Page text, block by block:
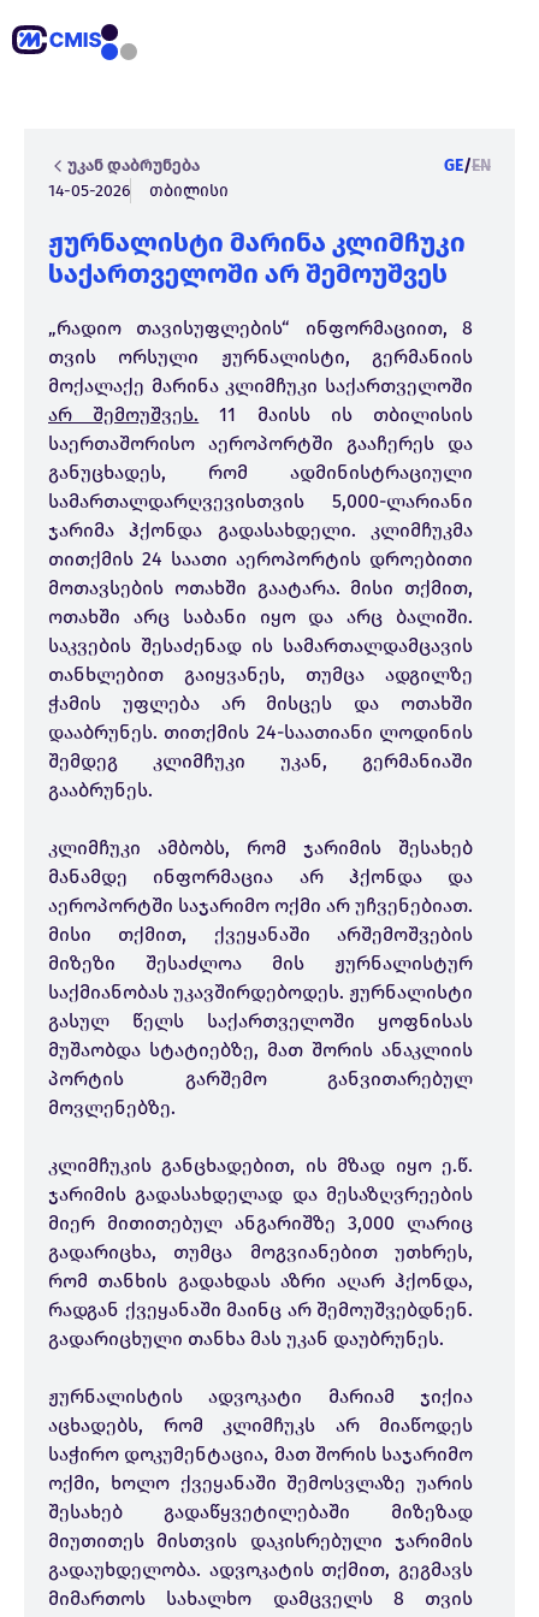
უკან დაბრუნება GE/EN
14-05-2026
თბილისი
ჟურნალისტი მარინა კლიმჩუკი
საქართველოში არ შემოუშვეს
„რადიო თავისუფლების“ ინფორმაციით, 8
თვის ორსული ჟურნალისტი, გერმანიის
მოქალაქე მარინა კლიმჩუკი საქართველოში
არ შემოუშვეს. 11 მაისს ის თბილისის
საერთაშორისო აეროპორტში გააჩერეს და
განუცხადეს, რომ ადმინისტრაციული
სამართალდარღვევისთვის 5,000-ლარიანი
ჯარიმა ჰქონდა გადასახდელი. კლიმჩუკმა
თითქმის 24 საათი აეროპორტის დროებითი
მოთავსების ოთახში გაატარა. მისი თქმით,
ოთახში არც საბანი იყო და არც ბალიში.
საკვების შესაძენად ის სამართალდამცავის
თანხლებით გაიყვანეს, თუმცა ადგილზე
ჭამის უფლება არ მისცეს და ოთახში
დააბრუნეს. თითქმის 24-საათიანი ლოდინის
შემდეგ კლიმჩუკი უკან, გერმანიაში
გააბრუნეს.
კლიმჩუკი ამბობს, რომ ჯარიმის შესახებ
მანამდე ინფორმაცია არ ჰქონდა და
აეროპორტში საჯარიმო ოქმი არ უჩვენებიათ.
მისი თქმით, ქვეყანაში არშემოშვების
მიზეზი შესაძლოა მის ჟურნალისტურ
საქმიანობას უკავშირდებოდეს. ჟურნალისტი
გასულ წელს საქართველოში ყოფნისას
მუშაობდა სტატიებზე, მათ შორის ანაკლიის
პორტის გარშემო განვითარებულ
მოვლენებზე.
კლიმჩუკის განცხადებით, ის მზად იყო ე.წ.
ჯარიმის გადასახდელად და მესაზღვრეების
მიერ მითითებულ ანგარიშზე 3,000 ლარიც
გადარიცხა, თუმცა მოგვიანებით უთხრეს,
რომ თანხის გადახდას აზრი აღარ ჰქონდა,
რადგან ქვეყანაში მაინც არ შემოუშვებდნენ.
გადარიცხული თანხა მას უკან დაუბრუნეს.
ჟურნალისტის ადვოკატი მარიამ ჯიქია
აცხადებს, რომ კლიმჩუკს არ მიაწოდეს
საჭირო დოკუმენტაცია, მათ შორის საჯარიმო
ოქმი, ხოლო ქვეყანაში შემოსვლაზე უარის
შესახებ გადაწყვეტილებაში მიზეზად
მიუთითეს მისთვის დაკისრებული ჯარიმის
გადაუხდელობა. ადვოკატის თქმით, გეგმავს
მიმართოს სახალხო დამცველს 8 თვის